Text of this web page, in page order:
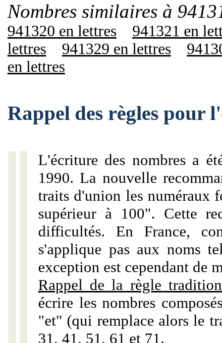
Nombres similaires à
941320 en lettres
941321 en
lettres
941329 en lettres
en lettres
Rappel des règles pour
L'écriture des nombres a
1990. La nouvelle
traits d'union les numéraux
supérieur à 100". Cette
difficultés. En France,
s'applique pas aux noms
exception est cependant de
Rappel de la règle
écrire les nombres
"et" (qui remplace alors le
31, 41, 51, 61 et 71.